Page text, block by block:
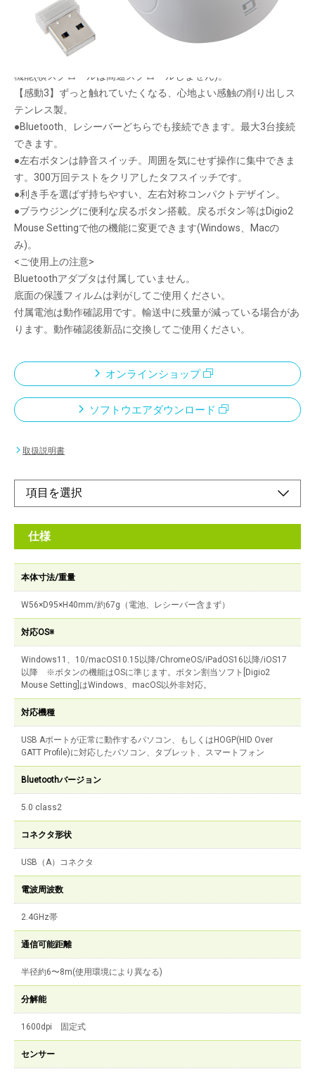
【感動1】上下に長いページを一気にスクロールできる高速モー
ドと正確にスクロールできる精密モードを自動切り替え。作業を
中断せず快適です。
【感動2】ホイールを横に倒せば画面が横スクロールするチルト
機能(横スクロールは高速スクロールしません)。
【感動3】ずっと触れていたくなる、心地よい感触の削り出しス
テンレス製。
●Bluetooth、レシーバーどちらでも接続できます。最大3台接続
できます。
●左右ボタンは静音スイッチ。周囲を気にせず操作に集中できま
す。300万回テストをクリアしたタフスイッチです。
●利き手を選ばず持ちやすい、左右対称コンパクトデザイン。
●ブラウジングに便利な戻るボタン搭載。戻るボタン等はDigio2
Mouse Settingで他の機能に変更できます(Windows、Macの
み)。
<ご使用上の注意>
Bluetoothアダプタは付属していません。
底面の保護フィルムは剥がしてご使用ください。
付属電池は動作確認用です。輸送中に残量が減っている場合があ
ります。動作確認後新品に交換してご使用ください。
オンラインショップ
ソフトウエアダウンロード
取扱説明書
仕様
本体寸法/重量
W56×D95×H40mm/約67g（電池、レシーバー含まず）
対応OS※
Windows11、10/macOS10.15以降/ChromeOS/iPadOS16以降/iOS17
以降 ※ボタンの機能はOSに準じます。ボタン割当ソフト[Digio2
Mouse Setting]はWindows、macOS以外非対応。
対応機種
USB Aポートが正常に動作するパソコン、もしくはHOGP(HID Over
GATT Profile)に対応したパソコン、タブレット、スマートフォン
Bluetoothバージョン
5.0 class2
コネクタ形状
USB（A）コネクタ
電波周波数
2.4GHz帯
通信可能距離
半径約6〜8m(使用環境により異なる)
分解能
1600dpi 固定式
センサー